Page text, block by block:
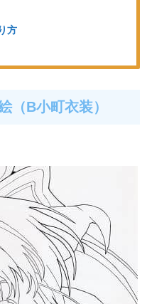
方
（B小町衣装）